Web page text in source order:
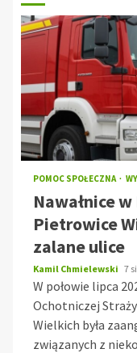
POMOC SPOŁECZNA
Nawałnice
Pietrowice
zalane ulice
Kamil Chmielewski 7
W połowie lipca
Ochotniczej
Wielkich była
związanych z